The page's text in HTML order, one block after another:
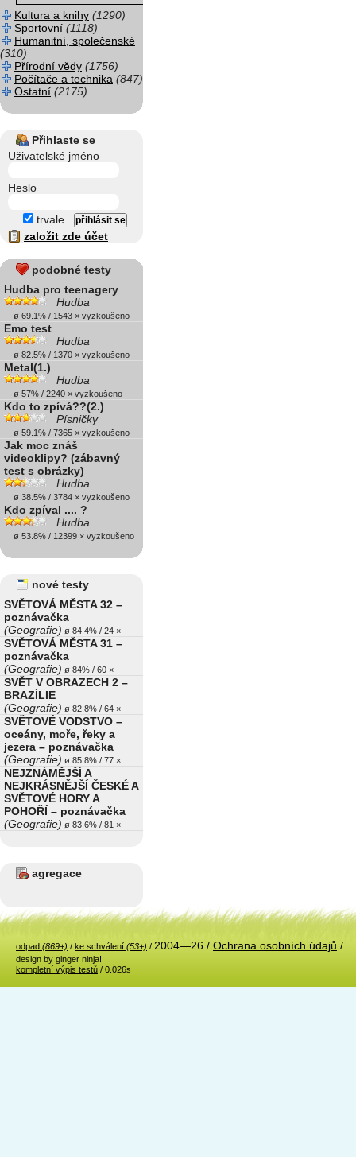
Kultura a knihy (1290)
Sportovní (1118)
Humanitní, společenské
(310)
Přírodní vědy (1756)
Počítače a technika (847)
Ostatní (2175)
Přihlaste se
Uživatelské jméno
Heslo
trvale
založit zde účet
podobné testy
Hudba pro teenagery
Hudba
ø 69.1% / 1543 × vyzkoušeno
Emo test
Hudba
ø 82.5% / 1370 × vyzkoušeno
Metal(1.)
Hudba
ø 57% / 2240 × vyzkoušeno
Kdo to zpívá??(2.)
Písničky
ø 59.1% / 7365 × vyzkoušeno
Jak moc znáš
videoklipy? (zábavný
test s obrázky)
Hudba
ø 38.5% / 3784 × vyzkoušeno
Kdo zpíval .... ?
Hudba
ø 53.8% / 12399 × vyzkoušeno
nové testy
SVĚTOVÁ MĚSTA 32 –
poznávačka
(Geografie) ø 84.4% / 24 ×
SVĚTOVÁ MĚSTA 31 –
poznávačka
(Geografie) ø 84% / 60 ×
SVĚT V OBRAZECH 2 –
BRAZÍLIE
(Geografie) ø 82.8% / 64 ×
SVĚTOVÉ VODSTVO –
oceány, moře, řeky a
jezera – poznávačka
(Geografie) ø 85.8% / 77 ×
NEJZNÁMĚJŠÍ A
NEJKRÁSNĚJŠÍ ČESKÉ A
SVĚTOVÉ HORY A
POHOŘÍ – poznávačka
(Geografie) ø 83.6% / 81 ×
agregace
odpad (869+) / ke schválení (53+) / 2004—26 / Ochrana osobních údajů /
design by ginger ninja!
kompletní výpis testů / 0.026s